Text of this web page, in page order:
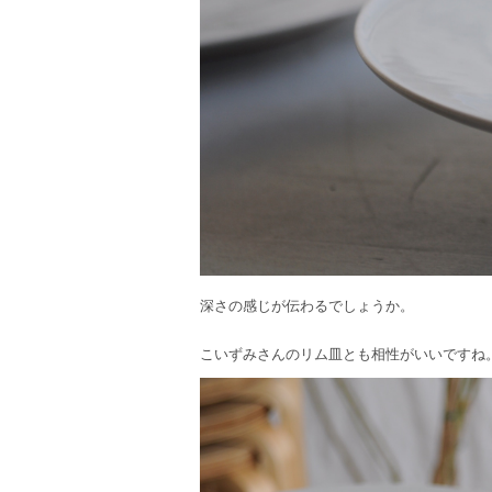
深さの感じが伝わるでしょうか。
こいずみさんのリム皿とも相性がいいですね